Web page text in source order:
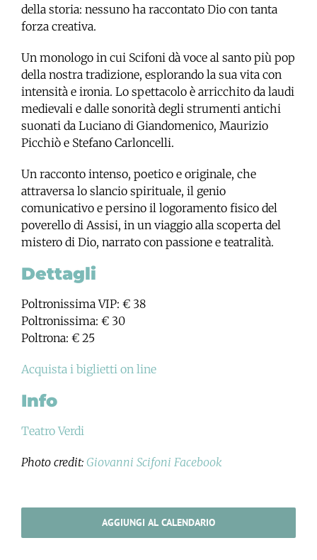
della storia: nessuno ha raccontato Dio con tanta
forza creativa.
Un monologo in cui Scifoni dà voce al santo più pop
della nostra tradizione, esplorando la sua vita con
intensità e ironia. Lo spettacolo è arricchito da laudi
medievali e dalle sonorità degli strumenti antichi
suonati da Luciano di Giandomenico, Maurizio
Picchiò e Stefano Carloncelli.
Un racconto intenso, poetico e originale, che
attraversa lo slancio spirituale, il genio
comunicativo e persino il logoramento fisico del
poverello di Assisi, in un viaggio alla scoperta del
mistero di Dio, narrato con passione e teatralità.
Dettagli
Poltronissima VIP: € 38
Poltronissima: € 30
Poltrona: € 25
Acquista i biglietti on line
Info
Teatro Verdi
Photo credit: Giovanni Scifoni Facebook
AGGIUNGI AL CALENDARIO